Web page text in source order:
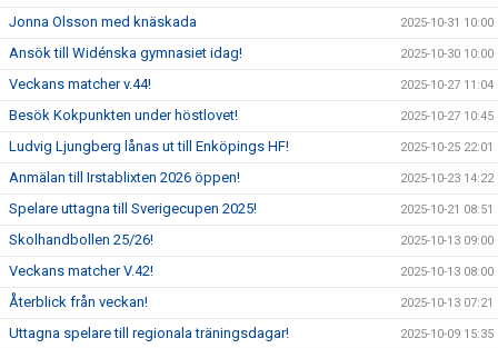
Jonna Olsson med knäskada 2025-10-31 10:00
Ansök till Widénska gymnasiet idag! 2025-10-30 10:00
Veckans matcher v.44! 2025-10-27 11:04
Besök Kokpunkten under höstlovet! 2025-10-27 10:45
Ludvig Ljungberg lånas ut till Enköpings HF! 2025-10-25 22:01
Anmälan till Irstablixten 2026 öppen! 2025-10-23 14:22
Spelare uttagna till Sverigecupen 2025! 2025-10-21 08:51
Skolhandbollen 25/26! 2025-10-13 09:00
Veckans matcher V.42! 2025-10-13 08:00
Återblick från veckan! 2025-10-13 07:21
Uttagna spelare till regionala träningsdagar! 2025-10-09 15:35